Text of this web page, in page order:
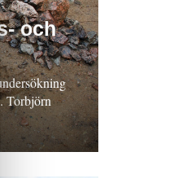
och
Torbjörn